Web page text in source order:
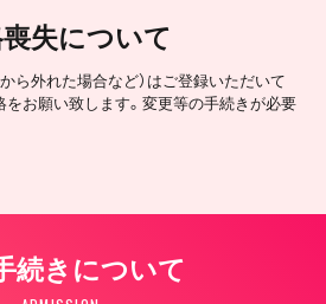
失について
ら外れた場合など）はご登録いただいて
お願い致します。変更等の手続きが必要
続きについて